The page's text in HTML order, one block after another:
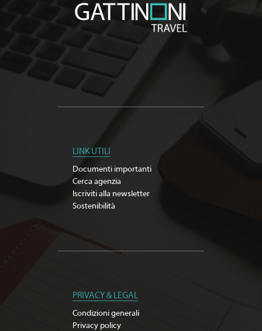
LINK UTILI
Documenti importanti
Cerca agenzia
Iscriviti alla newsletter
Sostenibilità
PRIVACY & LEGAL
Condizioni generali
Privacy policy